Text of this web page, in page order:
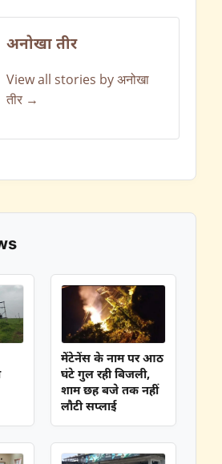
अनोखा तीर
View all stories by अनोखा
तीर →
मेंटेनेंस के नाम पर आठ
घंटे गुल रही बिजली,
शाम छह बजे तक नहीं
लौटी सप्लाई